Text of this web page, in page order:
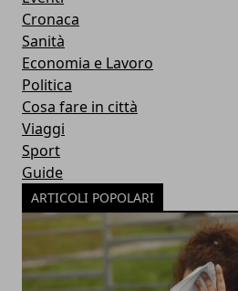
Cronaca
Sanità
Economia e Lavoro
Politica
Cosa fare in città
Viaggi
Sport
Guide
ARTICOLI POPOLARI